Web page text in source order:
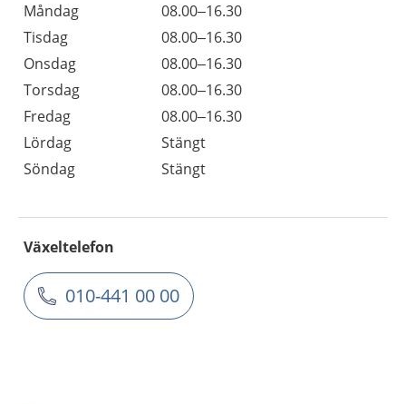
Måndag
08.00–16.30
Tisdag
08.00–16.30
Onsdag
08.00–16.30
Torsdag
08.00–16.30
Fredag
08.00–16.30
Lördag
Stängt
Söndag
Stängt
Växeltelefon
010-441 00 00